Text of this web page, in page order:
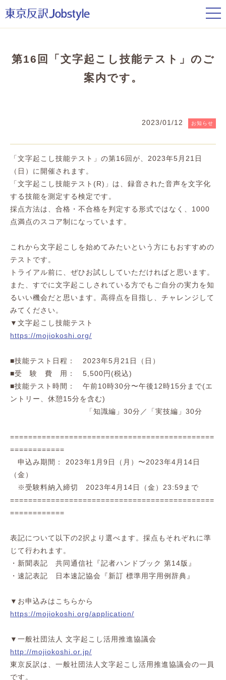
t
o
g
n
o
第16回「文字起こし技能テスト」のご
案内です。
2023/01/12 お知らせ
「文字起こし技能テスト」の第16回が、2023年5月21日
（日）に開催されます。
「文字起こし技能テスト(R)」は、録音された音声を文字化
する技能を測定する検定です。
採点方法は、合格・不合格を判定する形式ではなく、1000
点満点のスコア制になっています。
これから文字起こしを始めてみたいという方にもおすすめの
テストです。
トライアル前に、ぜひお試ししていただければと思います。
また、すでに文字起こしされている方でもご自分の実力を知
るいい機会だと思います。高得点を目指し、チャレンジして
みてください。
▼文字起こし技能テスト
https://mojiokoshi.org/
■技能テスト日程： 2023年5月21日（日）
■受 験 費 用： 5,500円(税込)
■技能テスト時間： 午前10時30分〜午後12時15分まで(エ
ントリー、休憩15分を含む)
「知識編」30分／「実技編」30分
=============================================
============
申込み期間： 2023年1月9日（月）〜2023年4月14日
（金）
※受験料納入締切 2023年4月14日（金）23:59まで
=============================================
============
表記について以下の2択より選べます。採点もそれぞれに準
じて行われます。
・新聞表記 共同通信社『記者ハンドブック 第14版』
・速記表記 日本速記協会『新訂 標準用字用例辞典』
▼お申込みはこちらから
https://mojiokoshi.org/application/
▼一般社団法人 文字起こし活用推進協議会
http://mojiokoshi.or.jp/
東京反訳は、一般社団法人文字起こし活用推進協議会の一員
です。